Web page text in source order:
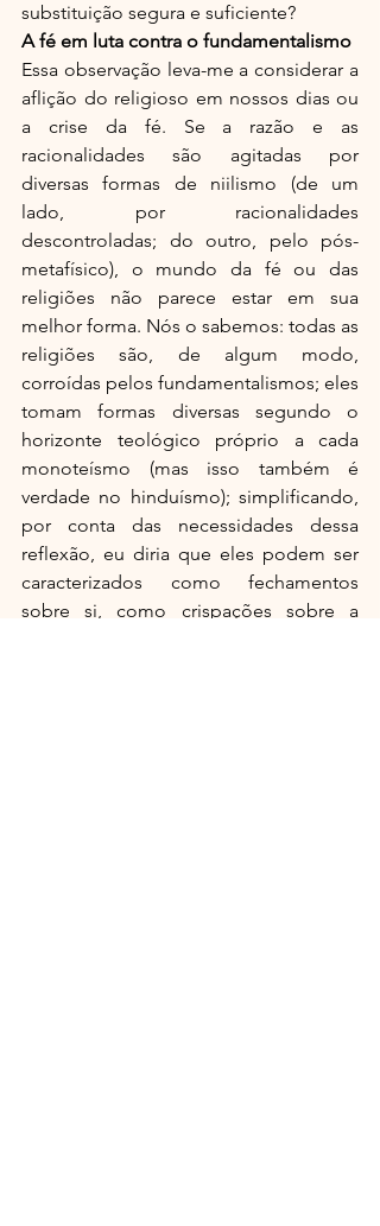
substituição segura e suficiente?
A fé em luta contra o fundamentalismo
Essa observação leva-me a considerar a
aflição do religioso em nossos dias ou
a crise da fé. Se a razão e as
racionalidades são agitadas por
diversas formas de niilismo (de um
lado, por racionalidades
descontroladas; do outro, pelo pós-
metafísico), o mundo da fé ou das
religiões não parece estar em sua
melhor forma. Nós o sabemos: todas as
religiões são, de algum modo,
corroídas pelos fundamentalismos; eles
tomam formas diversas segundo o
horizonte teológico próprio a cada
monoteísmo (mas isso também é
verdade no hinduísmo); simplificando,
por conta das necessidades dessa
reflexão, eu diria que eles podem ser
caracterizados como fechamentos
sobre si, como crispações sobre a